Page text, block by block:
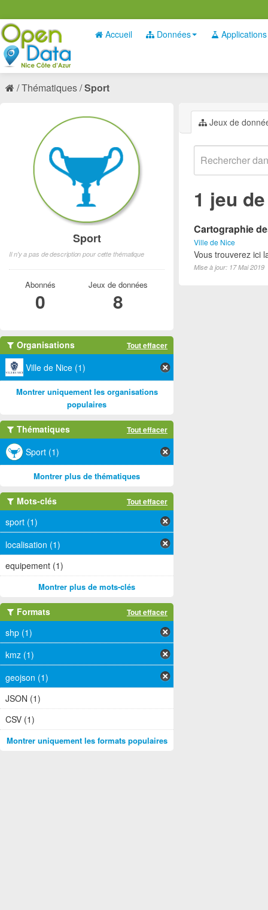
Accueil Données Applications
Thématiques Sport
Jeux de
1 jeu
Cartographie
Ville de Nice
Vous trouverez ici
Mise à jour: 17 Mai 2019
Sport
Il n'y a pas de description pour cette thématique
Abonnés
0
Jeux de données
8
Organisations Tout effacer
Ville de Nice (1)
Montrer uniquement les organisations
populaires
Thématiques Tout effacer
Sport (1)
Montrer plus de thématiques
Mots-clés Tout effacer
sport (1)
localisation (1)
equipement (1)
Montrer plus de mots-clés
Formats Tout effacer
shp (1)
kmz (1)
geojson (1)
JSON (1)
CSV (1)
Montrer uniquement les formats populaires